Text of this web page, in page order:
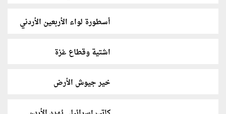
أسطورة لواء الأربعين الأردني
اشتية وقطاع غزة
خير جيوش الأرض